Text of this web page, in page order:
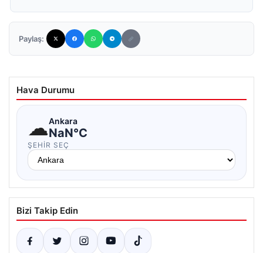
Paylaş:
Hava Durumu
☁Ankara
NaN°C
ŞEHIR SEÇ
Bizi Takip Edin